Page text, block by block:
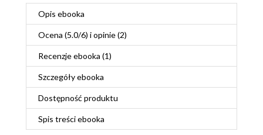
Opis ebooka
Ocena (5.0/6) i opinie (2)
Recenzjeebooka (1)
Szczegółyebooka
Dostępność produktu
Spis treściebooka